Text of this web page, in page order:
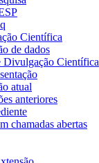
Científica
de dados
Divulgação Científica
atual
anteriores
chamadas abertas